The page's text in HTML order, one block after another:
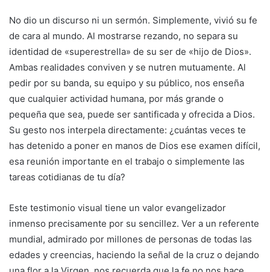
No dio un discurso ni un sermón. Simplemente, vivió su fe
de cara al mundo. Al mostrarse rezando, no separa su
identidad de «superestrella» de su ser de «hijo de Dios».
Ambas realidades conviven y se nutren mutuamente. Al
pedir por su banda, su equipo y su público, nos enseña
que cualquier actividad humana, por más grande o
pequeña que sea, puede ser santificada y ofrecida a Dios.
Su gesto nos interpela directamente: ¿cuántas veces te
has detenido a poner en manos de Dios ese examen difícil,
esa reunión importante en el trabajo o simplemente las
tareas cotidianas de tu día?
Este testimonio visual tiene un valor evangelizador
inmenso precisamente por su sencillez. Ver a un referente
mundial, admirado por millones de personas de todas las
edades y creencias, haciendo la señal de la cruz o dejando